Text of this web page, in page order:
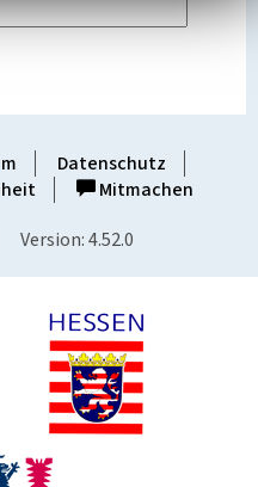
Datenschutz
Mitmachen
Version: 4.52.0